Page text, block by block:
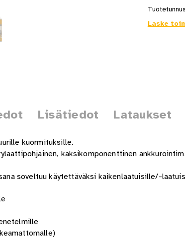
Laske
Lisätiedot Lataukset
kuormituksille.
kaksikomponenttinen
soveltuu käytettäväksi kaikenlaatuisille/-